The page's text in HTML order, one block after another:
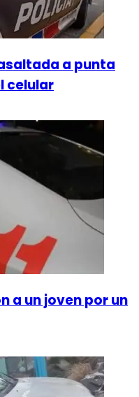
a punta
celular
a un joven por un